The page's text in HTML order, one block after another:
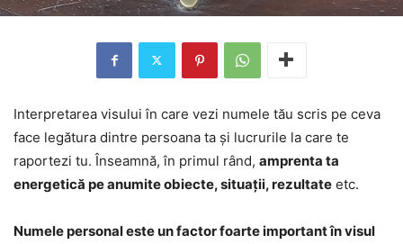
Interpretarea visului în care vezi numele tău scris pe ceva
face legătura dintre persoana ta și lucrurile la care te
raportezi tu. Înseamnă, în primul rând, amprenta ta
energetică pe anumite obiecte, situații, rezultate etc.
Numele personal este un factor foarte important în visul